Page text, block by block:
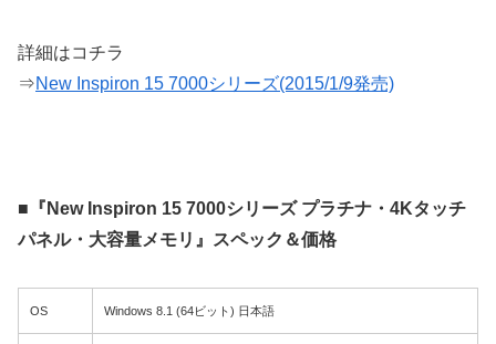
詳細はコチラ
⇒New Inspiron 15 7000シリーズ(2015/1/9発売)
■『New Inspiron 15 7000シリーズ プラチナ・4Kタッチ
パネル・大容量メモリ』スペック＆価格
OS Windows 8.1 (64ビット) 日本語